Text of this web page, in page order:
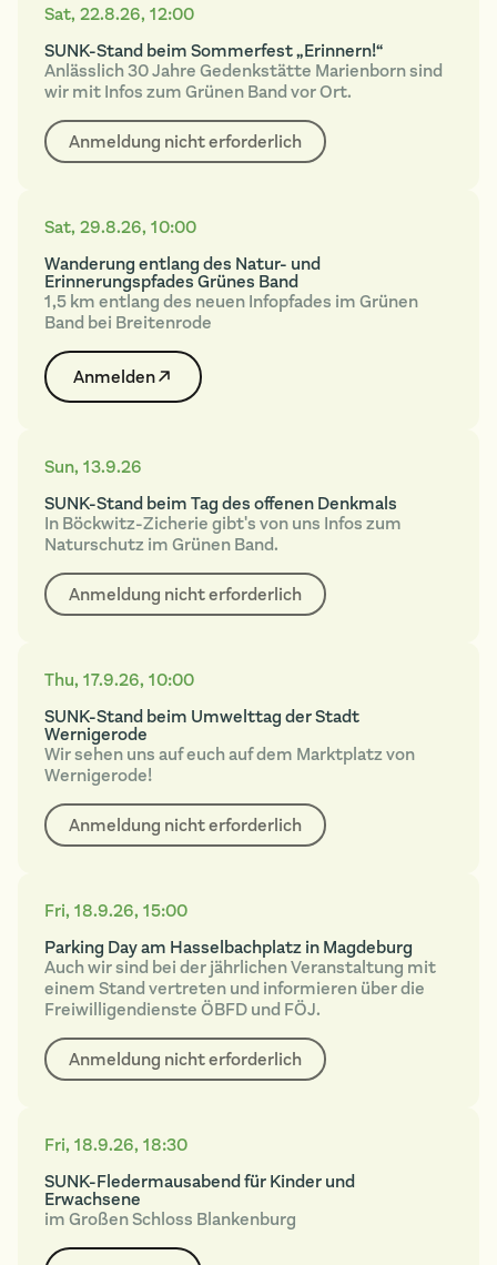
Sat, 22.8.26, 12:00
SUNK-Stand beim Sommerfest „Erinnern!“
Anlässlich 30 Jahre Gedenkstätte Marienborn sind
wir mit Infos zum Grünen Band vor Ort.
Anmeldung nicht erforderlich
Sat, 29.8.26, 10:00
Wanderung entlang des Natur- und
Erinnerungspfades Grünes Band
1,5 km entlang des neuen Infopfades im Grünen
Band bei Breitenrode
Anmelden
Sun, 13.9.26
SUNK-Stand beim Tag des offenen Denkmals
In Böckwitz-Zicherie gibt's von uns Infos zum
Naturschutz im Grünen Band.
Anmeldung nicht erforderlich
Thu, 17.9.26, 10:00
SUNK-Stand beim Umwelttag der Stadt
Wernigerode
Wir sehen uns auf euch auf dem Marktplatz von
Wernigerode!
Anmeldung nicht erforderlich
Fri, 18.9.26, 15:00
Parking Day am Hasselbachplatz in Magdeburg
Auch wir sind bei der jährlichen Veranstaltung mit
einem Stand vertreten und informieren über die
Freiwilligendienste ÖBFD und FÖJ.
Anmeldung nicht erforderlich
Fri, 18.9.26, 18:30
SUNK-Fledermausabend für Kinder und
Erwachsene
im Großen Schloss Blankenburg